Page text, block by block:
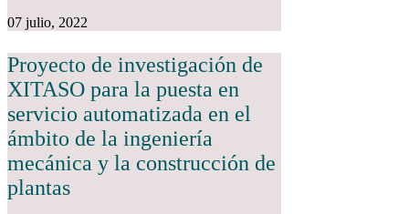
07 julio, 2022
Proyecto de investigación de
XITASO para la puesta en
servicio automatizada en el
ámbito de la ingeniería
mecánica y la construcción de
plantas